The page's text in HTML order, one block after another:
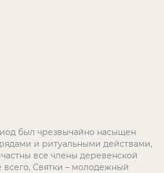
был чрезвычайно насыщен
и ритуальными действами,
все члены деревенской
Святки – молодежный